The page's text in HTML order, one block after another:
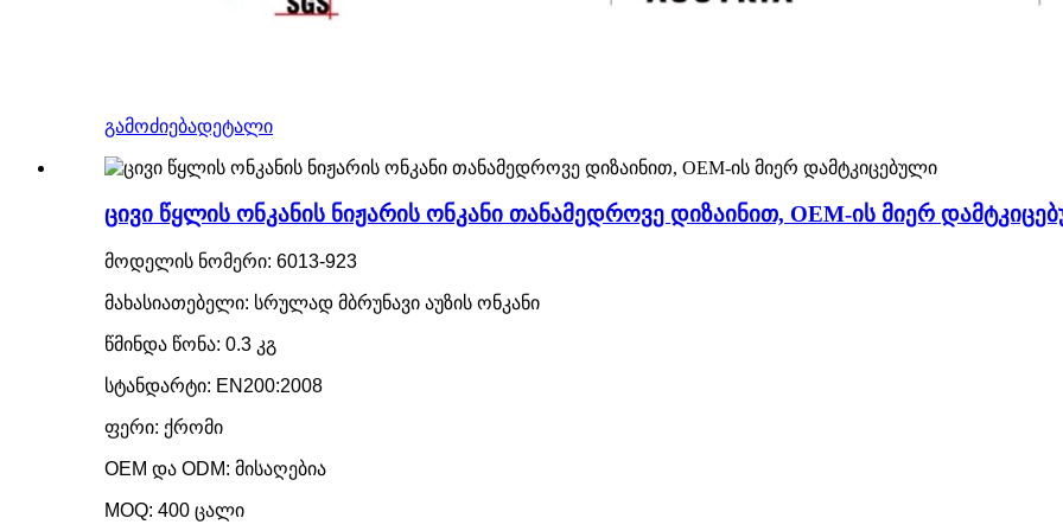
გამოძიებადეტალი
ცივი წყლის ონკანის ნიჟარის ონკანი თანამედროვე დიზაინით, OEM-ის მიერ
მოდელის ნომერი: 6013-923
მახასიათებელი: სრულად მბრუნავი აუზის ონკანი
წმინდა წონა: 0.3 კგ
სტანდარტი: EN200:2008
ფერი: ქრომი
OEM და ODM: მისაღებია
MOQ: 400 ცალი